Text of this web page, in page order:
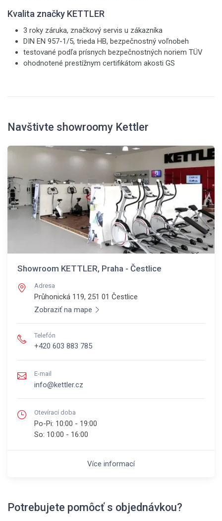
Kvalita značky KETTLER
3 roky záruka, značkový servis u zákazníka
DIN EN 957-1/5, trieda HB, bezpečnostný voľnobeh
testované podľa prísnych bezpečnostných noriem TÜV
ohodnotené prestížnym certifikátom akosti GS
Navštivte showroomy Kettler
Showroom KETTLER, Praha - Čestlice
Adresa
Průhonická 119, 251 01 Čestlice
Zobraziť na mape
Telefón
+420 603 883 785
E-mail
info@kettler.cz
Otevírací doba
Po-Pi: 10:00 - 19:00
So: 10:00 - 16:00
Více informací
Potrebujete pomôcť s objednávkou?